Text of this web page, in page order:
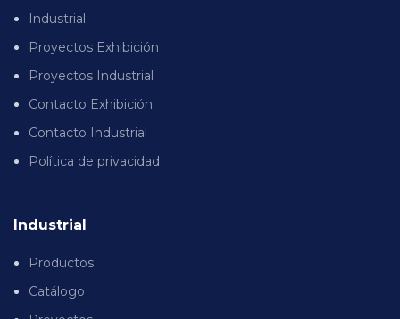
Industrial
Proyectos Exhibición
Proyectos Industrial
Contacto Exhibición
Contacto Industrial
Política de privacidad
Industrial
Productos
Catálogo